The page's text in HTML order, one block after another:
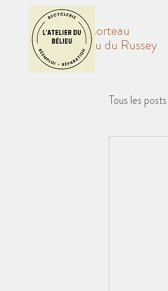
Val de Morteau
& Plateau du Russey
Tous les posts